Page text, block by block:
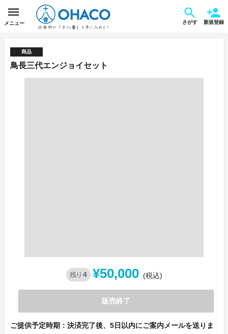
メニュー さがす 新規登録
商品
鳥長三代エンジョイセット
残り 4 ¥50,000 (税込)
販売終了
ご提供予定時期：決済完了後、5日以内にご案内メールを送りま